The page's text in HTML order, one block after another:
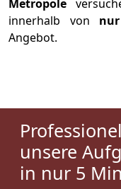
Metropole
innerhalb von
Angebot.
unsere
in nur 5